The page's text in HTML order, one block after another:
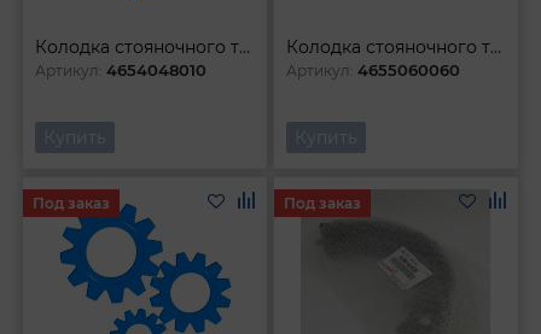
Колодка стояночного тормоза
Артикул:4654048010
Купить
Колодка стояночного тормоза
Артикул:4655060060
Купить
Под заказ Под заказ